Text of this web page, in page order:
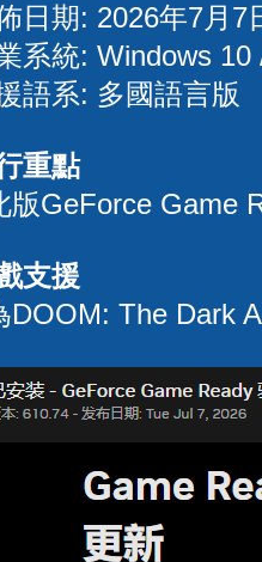
日期: 2026年7月7
系統: Windows
語系: 多國語言版
重點
版GeForce Game
支援
DOOM: The Dark